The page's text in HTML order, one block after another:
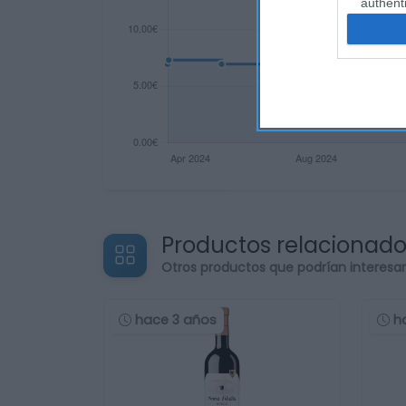
Productos
Otros productos que podrían
hace 3 años